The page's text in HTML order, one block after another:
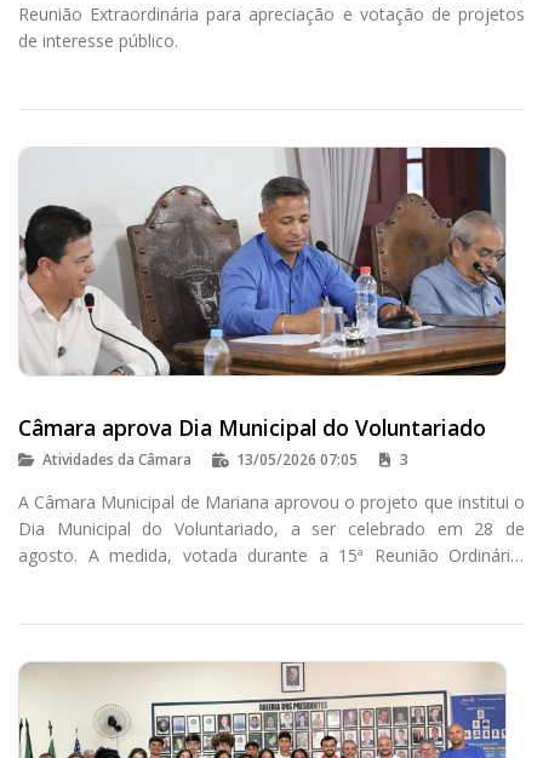
Reunião Extraordinária para apreciação e votação de projetos
de interesse público.
Câmara aprova Dia Municipal do Voluntariado
Atividades da Câmara 13/05/2026 07:05 3
A Câmara Municipal de Mariana aprovou o projeto que institui o
Dia Municipal do Voluntariado, a ser celebrado em 28 de
agosto. A medida, votada durante a 15ª Reunião Ordinária,